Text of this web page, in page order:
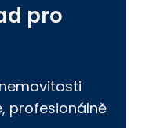
pro
profesionálně